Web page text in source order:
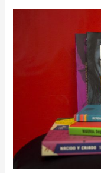
universitaria:
intelectuales